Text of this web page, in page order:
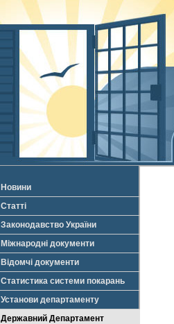
Новини
Статті
Законодавство України
Міжнародні документи
Відомчі документи
Статистика системи покарань
Установи департаменту
Державний Департамент